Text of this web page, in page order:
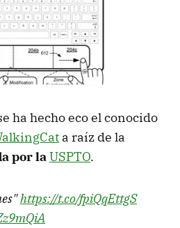
ha hecho eco el conocido
a raíz de la
por laUSPTO.
https://t.co/fpiQqEttgS